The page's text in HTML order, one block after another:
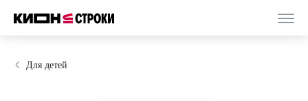
Для детей